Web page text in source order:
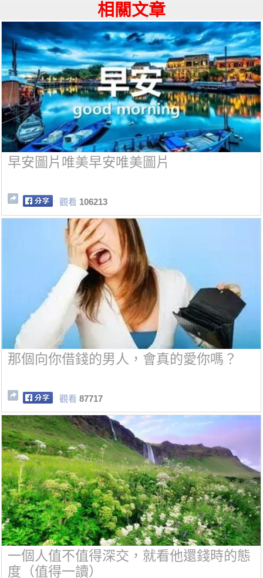
相關文章
早安圖片唯美早安唯美圖片
觀看 106213
那個向你借錢的男人，會真的愛你嗎？
觀看 87717
一個人值不值得深交，就看他還錢時的態
度（值得一讀）